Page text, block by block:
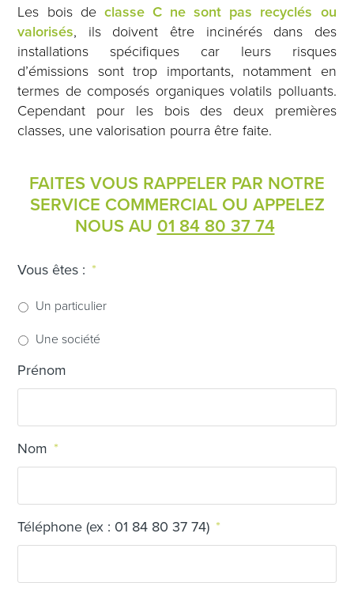
Les bois de classe C ne sont pas recyclés ou
valorisés, ils doivent être incinérés dans des
installations spécifiques car leurs risques
d’émissions sont trop importants, notamment en
termes de composés organiques volatils polluants.
Cependant pour les bois des deux premières
classes, une valorisation pourra être faite.
FAITES VOUS RAPPELER PAR NOTRE
SERVICE COMMERCIAL OU APPELEZ
NOUS AU 01 84 80 37 74
Vous êtes : *
Un particulier
Une société
Prénom
Nom *
Téléphone (ex : 01 84 80 37 74) *